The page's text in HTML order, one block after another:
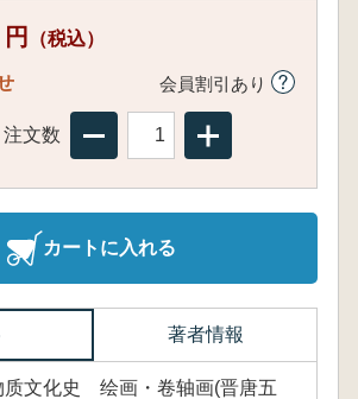
（税込）
会員割引あり
注文数
カートに入れる
著者情報
质文化史 绘画・卷轴画(晋唐五